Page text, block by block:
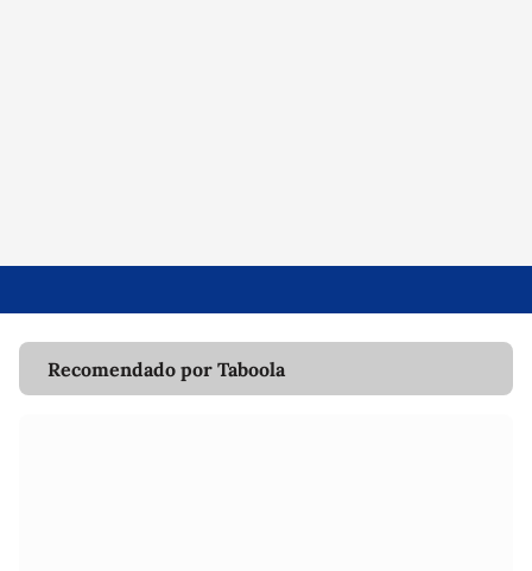
Recomendado por Taboola